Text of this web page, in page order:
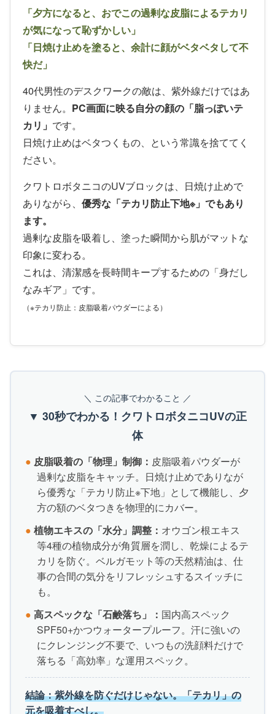
「夕方になると、おでこの過剰な皮脂によるテカリ
が気になって恥ずかしい」
「日焼け止めを塗ると、余計に顔がベタベタして不
快だ」
40代男性のデスクワークの敵は、紫外線だけではあ
りません。 PC画面に映る自分の顔の「脂っぽいテ
カリ」 です。
日焼け止めはベタつくもの、という常識を捨ててく
ださい。
クワトロボタニコのUVブロックは、日焼け止めで
ありながら、 優秀な「テカリ防止下地※」でもあり
ます。
過剰な皮脂を吸着し、塗った瞬間から肌がマットな
印象に変わる。
これは、清潔感を長時間キープするための「身だし
なみギア」です。
（※テカリ防止：皮脂吸着パウダーによる）
＼ この記事でわかること ／
▼ 30秒でわかる！クワトロボタニコUVの正
体
● 皮脂吸着の「物理」制御： 皮脂吸着パウダーが
過剰な皮脂をキャッチ。日焼け止めでありなが
ら優秀な「テカリ防止※下地」として機能し、夕
方の額のベタつきを物理的にカバー。
● 植物エキスの「水分」調整： オウゴン根エキス
等4種の植物成分が角質層を潤し、乾燥によるテ
カリを防ぐ。ベルガモット等の天然精油は、仕
事の合間の気分をリフレッシュするスイッチに
も。
● 高スペックな 「石鹸落ち」： 国内高スペック
SPF50+かつウォータープルーフ。汗に強いの
にクレンジング不要で、いつもの洗顔料だけで
落ちる「高効率」な運用スペック。
結論：紫外線を防ぐだけじゃない。「テカリ」の
元を吸着すべし。